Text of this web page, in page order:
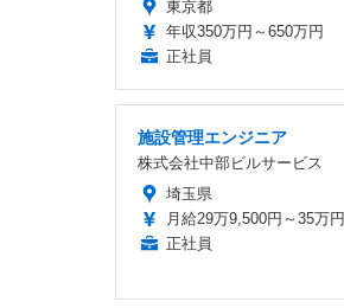
東京都
年収350万円～650万円
正社員
施設管理エンジニア
株式会社中部ビルサービス
埼玉県
月給29万9,500円～35万円
正社員